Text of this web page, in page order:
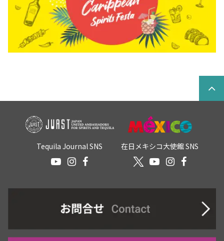
Tequila Journal SNS 在日メキシコ大使館 SNS